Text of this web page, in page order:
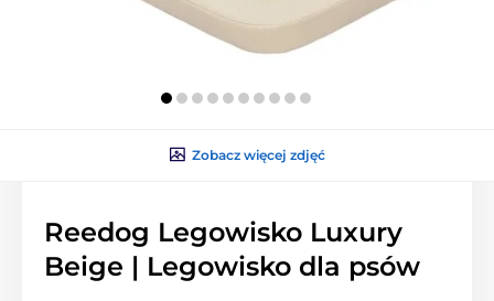
Zobacz więcej zdjęć
Reedog Legowisko Luxury
Beige | Legowisko dla psów